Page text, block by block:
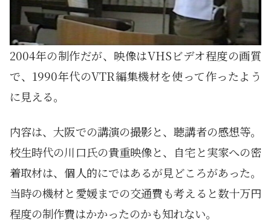
2004年の制作だが、映像はVHSビデオ程度の画質
で、1990年代のVTR編集機材を使って作ったよう
に見える。
内容は、大阪での講演の撮影と、聴講者の感想等。
校生時代の川口氏の貴重映像と、自宅と実家への密
着取材は、個人的にではあるが見どころがあった。
当時の機材と愛媛までの交通費も考えると数十万円
程度の制作費はかかったのかも知れない。